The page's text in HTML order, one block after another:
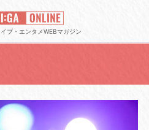
ブ・エンタメWEBマガジン